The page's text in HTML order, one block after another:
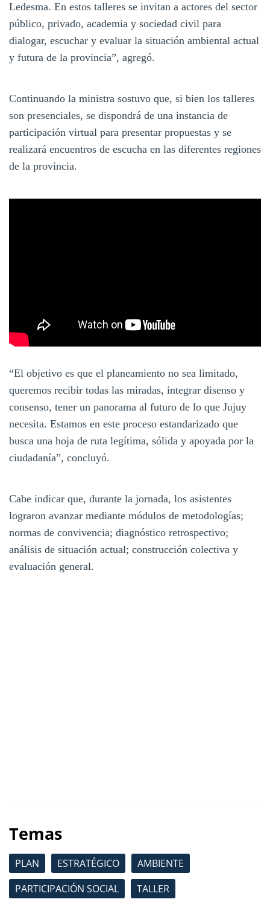
Ledesma. En estos talleres se invitan a actores del sector
público, privado, academia y sociedad civil para
dialogar, escuchar y evaluar la situación ambiental actual
y futura de la provincia”, agregó.
Continuando la ministra sostuvo que, si bien los talleres
son presenciales, se dispondrá de una instancia de
participación virtual para presentar propuestas y se
realizará encuentros de escucha en las diferentes regiones
de la provincia.
“El objetivo es que el planeamiento no sea limitado,
queremos recibir todas las miradas, integrar disenso y
consenso, tener un panorama al futuro de lo que Jujuy
necesita. Estamos en este proceso estandarizado que
busca una hoja de ruta legítima, sólida y apoyada por la
ciudadanía”, concluyó.
Cabe indicar que, durante la jornada, los asistentes
lograron avanzar mediante módulos de metodologías;
normas de convivencia; diagnóstico retrospectivo;
análisis de situación actual; construcción colectiva y
evaluación general.
Temas
PLAN ESTRATÉGICO
AMBIENTE
PARTICIPACIÓN SOCIAL
TALLER